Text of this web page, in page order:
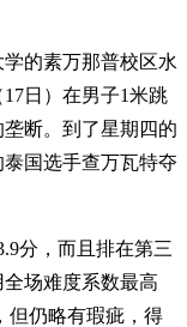
的素万那普校区水
日）在男子1米跳
断。到了星期四的
国选手查万瓦特夺
分，而且排在第三
场难度系数最高
但仍略有瑕疵，得